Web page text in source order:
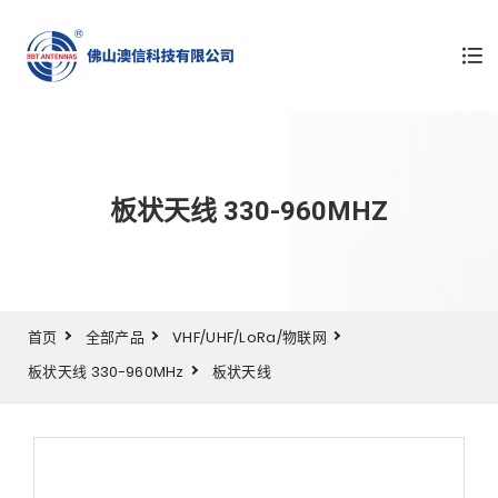
板状天线 330-960MHZ
首页 全部产品
VHF/UHF/LoRa/物联网
板状天线 330-960MHz
板状天线